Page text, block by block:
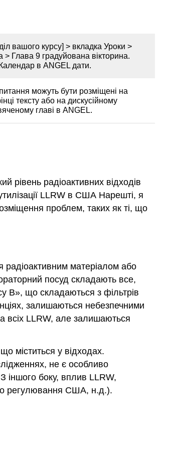
вашого курсу] > вкладка Уроки >
> Глава 9 градуйована вікторина.
в ANGEL дати.
можуть бути розміщені на
тексту або на дискусійному
главі в ANGEL.
рівень радіоактивних відходів
LLRW в США Нарешті, я
проблем, таких як ті, що
радіоактивним матеріалом або
посуд складають все,
В», що складаються з фільтрів
залишаються небезпечними
всіх LLRW, але залишаються
міститься у відходах.
не є особливо
іншого боку, вплив LLRW,
регулювання США, н.д.).